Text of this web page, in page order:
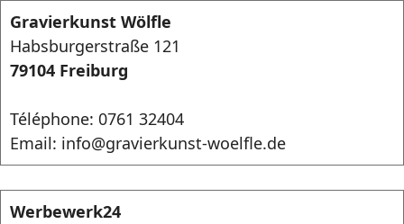
Gravierkunst Wölfle
Habsburgerstraße 121
79104 Freiburg
Téléphone: 0761 32404
Email: info@gravierkunst-woelfle.de
Werbewerk24